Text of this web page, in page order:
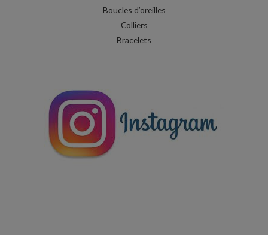
Boucles d’oreilles
Colliers
Bracelets